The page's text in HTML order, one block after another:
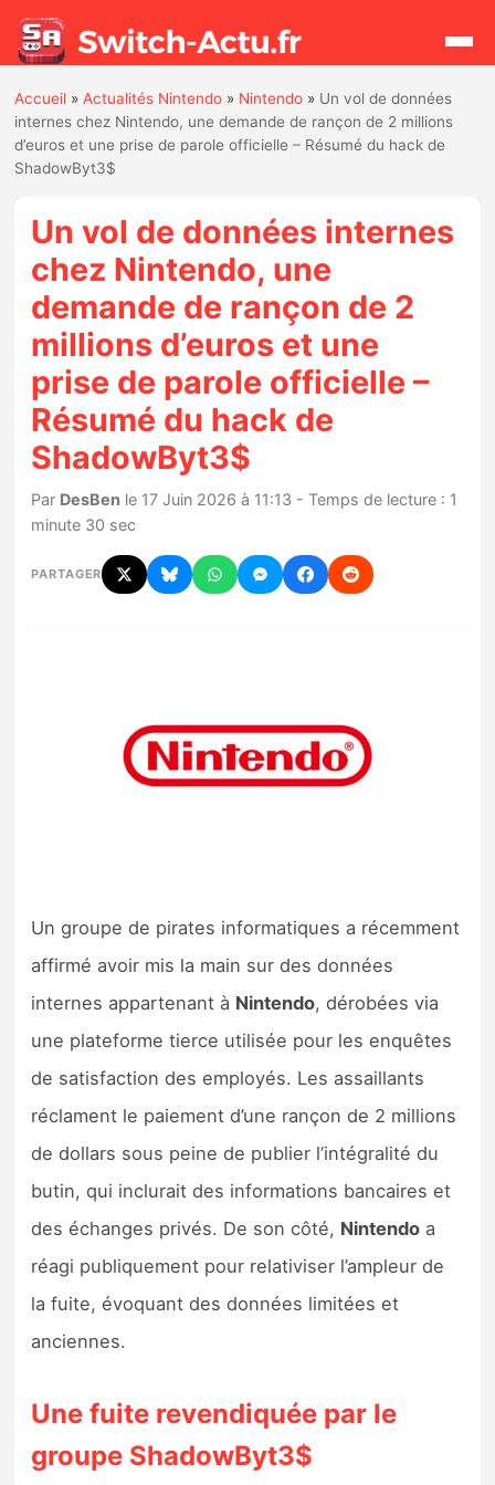
Rechercher
Jeux
Hardware
Mises à jour
Chiffres de ventes
Nintendo Direct
Tests et previews
Autres tests
Sorties de jeux
Bons plans
Guides
Accueil »Actualités Nintendo » Nintendo » Un vol de données
internes chez Nintendo, une demande de rançon de 2 millions
d’euros et une prise de parole officielle – Résumé du hack de
ShadowByt3$
Un vol de données internes
chez Nintendo, une
demande de rançon de 2
millions d’euros et une
prise de parole officielle –
Résumé du hack de
ShadowByt3$
Par DesBen le 17 Juin 2026 à 11:13 - Temps de lecture : 1
minute 30 sec
PARTAGER
Un groupe de pirates informatiques a récemment
affirmé avoir mis la main sur des données
internes appartenant à Nintendo, dérobées via
une plateforme tierce utilisée pour les enquêtes
de satisfaction des employés. Les assaillants
réclament le paiement d’une rançon de 2 millions
de dollars sous peine de publier l’intégralité du
butin, qui inclurait des informations bancaires et
des échanges privés. De son côté, Nintendo a
réagi publiquement pour relativiser l’ampleur de
la fuite, évoquant des données limitées et
anciennes.
Une fuite revendiquée par le
groupe ShadowByt3$